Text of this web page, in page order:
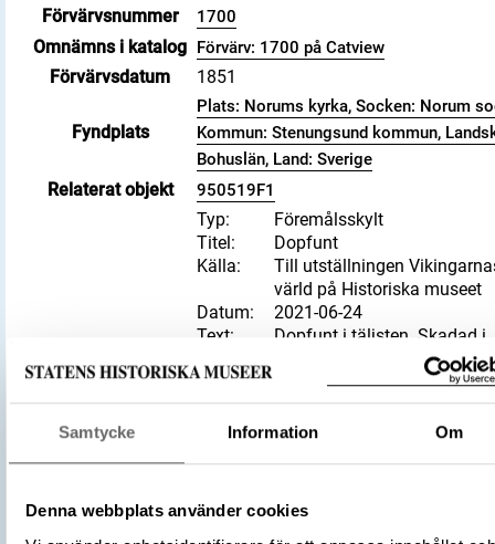
Samtycke Information Om
Denna webbplats använder cookies
Förvärvsnummer
1700
Omnämns i katalog Förvärv: 1700 på Catview
Förvärvsdatum 1851
Fyndplats
Plats: Norums kyrka, Socken: Norum
Kommun: Stenungsund kommun,
Bohuslän, Land: Sverige
Relaterat objekt 950519F1
Tillhörande texter
Typ
Föremålsskylt
Titel
Dopfunt
Källa
Till utställningen
värld på Historiska museet
Datum
2021-06-24
Text
Dopfunt i täljsten. Skadad i
sidorna och bottnen saknas.
Dopfunten hittades 1847 i
skräphög på kyrkogården
Norums kyrka i samband
den tredje två så kallade